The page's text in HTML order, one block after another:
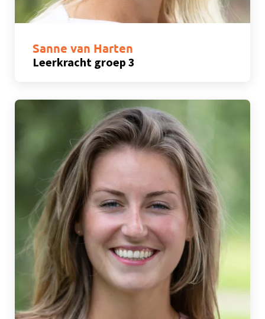
Sanne van Harten
Leerkracht groep 3